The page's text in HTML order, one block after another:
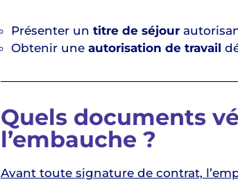
Présenter un titre de séjour
Obtenir une autorisation de travail
Quels documents
l’embauche ?
Avant toute signature de contrat,